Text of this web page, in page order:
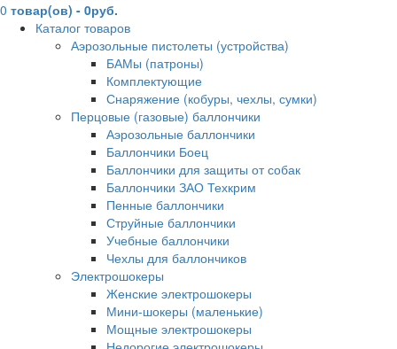
0 товар(ов) - 0руб.
Каталог товаров
Аэрозольные пистолеты (устройства)
БАМы (патроны)
Комплектующие
Снаряжение (кобуры, чехлы, сумки)
Перцовые (газовые) баллончики
Аэрозольные баллончики
Баллончики Боец
Баллончики для защиты от собак
Баллончики ЗАО Техкрим
Пенные баллончики
Струйные баллончики
Учебные баллончики
Чехлы для баллончиков
Электрошокеры
Женские электрошокеры
Мини-шокеры (маленькие)
Мощные электрошокеры